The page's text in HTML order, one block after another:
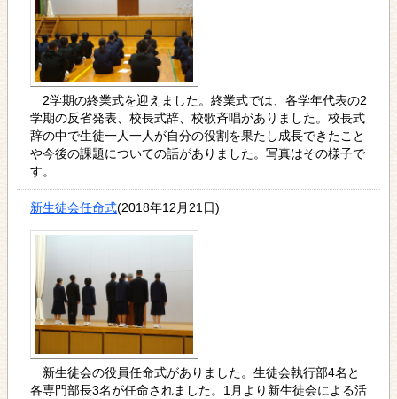
2学期の終業式を迎えました。終業式では、各学年代表の2
学期の反省発表、校長式辞、校歌斉唱がありました。校長式
辞の中で生徒一人一人が自分の役割を果たし成長できたこと
や今後の課題についての話がありました。写真はその様子で
す。
新生徒会任命式(2018年12月21日)
新生徒会の役員任命式がありました。生徒会執行部4名と
各専門部長3名が任命されました。1月より新生徒会による活